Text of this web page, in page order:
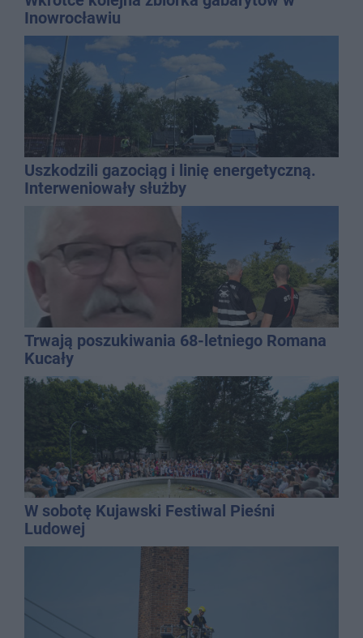
Inowrocławiu
Uszkodzili gazociąg i linię energetyczną.
Interweniowały służby
Trwają poszukiwania 68-letniego Romana
Kucały
W sobotę Kujawski Festiwal Pieśni
Ludowej